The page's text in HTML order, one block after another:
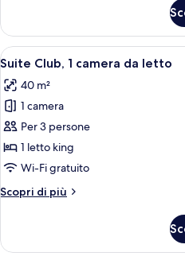
1
letto
king,
Apri
tutte
le
foto
per
Suite
Club,
camera
8
Suite Club, 1 camera da letto
40 m²
1 camera
Per 3 persone
1 letto king
Wi-Fi gratuito
Scopri di più
Altri
Club,